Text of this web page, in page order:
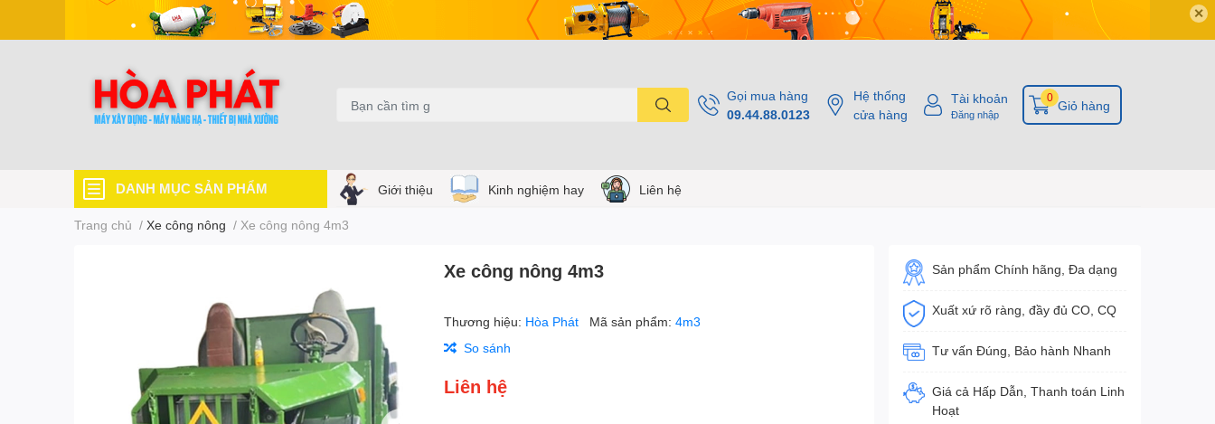
✕
Gọi mua hàng
09.44.88.0123
Hệ thống
cửa hàng
Tài khoản
Đăng nhập
Giỏ hàng
0
DANH MỤC SẢN PHẨM Giới thiệu Kinh nghiệm hay Liên hệ
Trang chủ / Xe công nông / Xe công nông 4m3
Xe công nông 4m3
Thương hiệu: Hòa Phát Mã sản phẩm:4m3
So sánh
Liên hệ
Sản phẩm Chính hãng, Đa dạng
Xuất xứ rõ ràng, đầy đủ CO, CQ
Tư vấn Đúng, Bảo hành Nhanh
Giá cả Hấp Dẫn, Thanh toán Linh
Hoạt